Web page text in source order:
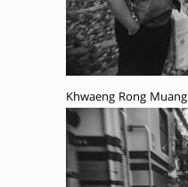
Khwaeng Rong Muang